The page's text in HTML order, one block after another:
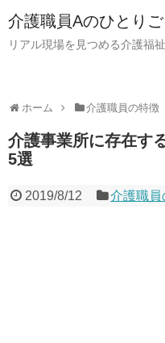
介護職員Aのひとりご
リアル現場を見つめる介護福
ホーム 介護職員の特徴
介護事業所に存在す
5選
2019/8/12 介護職員